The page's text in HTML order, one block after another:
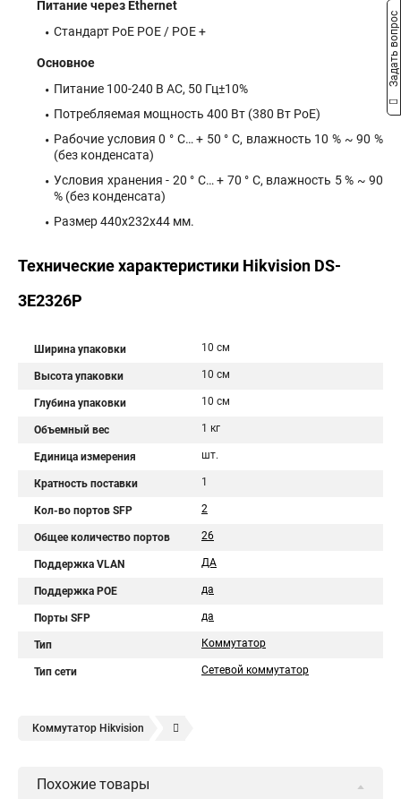
Питание через Ethernet
Стандарт PoE POE / POE +
Основное
Питание 100-240 B AC, 50 Гц±10%
Потребляемая мощность 400 Вт (380 Вт PoE)
Рабочие условия 0 ° C… + 50 ° C, влажность 10 % ~ 90 %
(без конденсата)
Условия хранения - 20 ° C… + 70 ° C, влажность 5 % ~ 90
% (без конденсата)
Размер 440x232x44 мм.
Технические характеристики Hikvision DS-
3E2326P
Ширина упаковки 10 см
Высота упаковки 10 см
Глубина упаковки 10 см
Объемный вес 1 кг
Единица измерения шт.
Кратность поставки 1
Кол-во портов SFP 2
Общее количество портов 26
Поддержка VLAN ДА
Поддержка POE да
Порты SFP да
Тип Коммутатор
Тип сети Сетевой коммутатор
Коммутатор Нikvision
Коммутатор l2 с 24 портами 10
Похожие товары
Задать вопрос